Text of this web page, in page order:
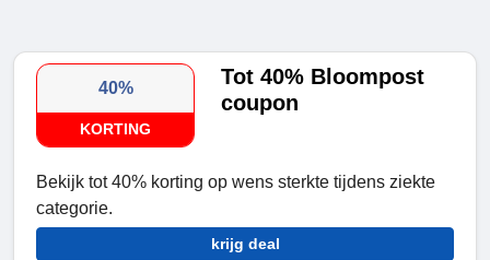
40%
KORTING
Tot 40% Bloompost
coupon
Bekijk tot 40% korting op wens sterkte tijdens ziekte
categorie.
krijg deal